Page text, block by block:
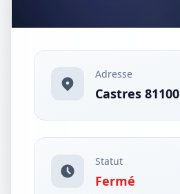
Adresse
Castres 81100
Statut
Fermé